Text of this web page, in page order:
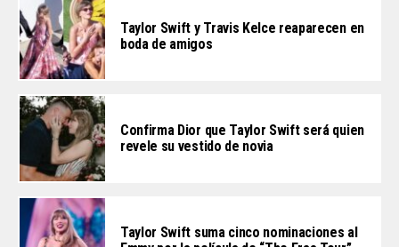
Taylor Swift y Travis Kelce reaparecen en
boda de amigos
Confirma Dior que Taylor Swift será quien
revele su vestido de novia
Taylor Swift suma cinco nominaciones al